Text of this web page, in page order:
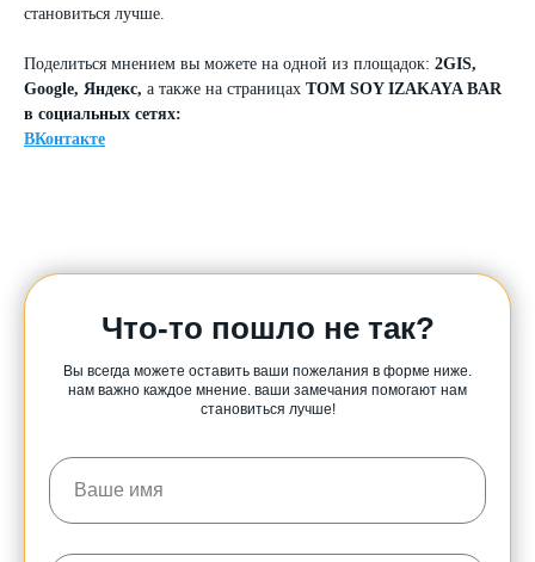
становиться лучше.
Поделиться мнением вы можете на одной из площадок: 2GIS,
Google, Яндекс, а также на страницах TOM SOY IZAKAYA BAR
в социальных сетях:
ВКонтакте
Что-то пошло не так?
Вы всегда можете оставить ваши пожелания в форме ниже.
нам важно каждое мнение. ваши замечания помогают нам
становиться лучше!